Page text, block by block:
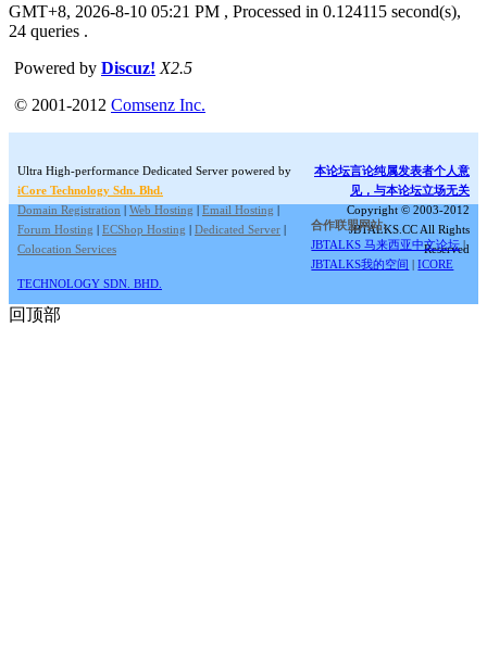
GMT+8, 2026-8-10 05:21 PM , Processed in 0.124115 second(s),
24 queries .
Powered by Discuz! X2.5
© 2001-2012 Comsenz Inc.
Ultra High-performance Dedicated Server powered by
iCore Technology Sdn. Bhd.
Domain Registration | Web Hosting | Email Hosting |
Forum Hosting | ECShop Hosting | Dedicated Server |
Colocation Services
本论坛言论纯属发表者个人意
见，与本论坛立场无关
Copyright © 2003-2012
JBTALKS.CC All Rights
Reserved
合作联盟网站:
JBTALKS 马来西亚中文论坛 |
JBTALKS我的空间 |ICORE
TECHNOLOGY SDN. BHD.
回顶部